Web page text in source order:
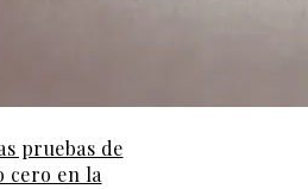
pruebas de
cero en la